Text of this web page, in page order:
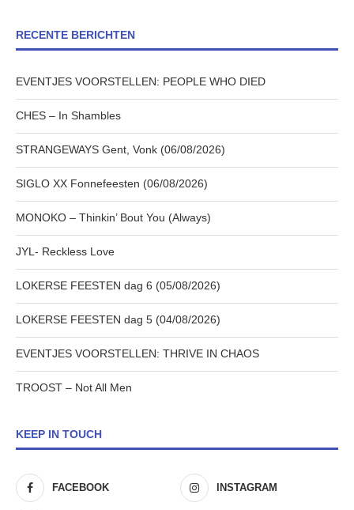
RECENTE BERICHTEN
EVENTJES VOORSTELLEN: PEOPLE WHO DIED
CHES – In Shambles
STRANGEWAYS Gent, Vonk (06/08/2026)
SIGLO XX Fonnefeesten (06/08/2026)
MONOKO – Thinkin’ Bout You (Always)
JYL- Reckless Love
LOKERSE FEESTEN dag 6 (05/08/2026)
LOKERSE FEESTEN dag 5 (04/08/2026)
EVENTJES VOORSTELLEN: THRIVE IN CHAOS
TROOST – Not All Men
KEEP IN TOUCH
FACEBOOK INSTAGRAM